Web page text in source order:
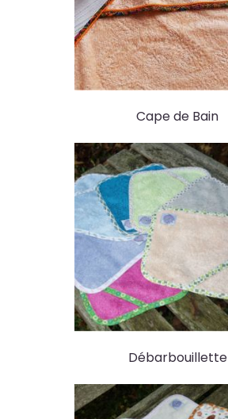
Cape de Bain
Débarbouillette